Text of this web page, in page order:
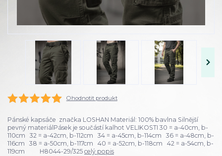
Ohodnotit produkt
Pánské kapsáče značka LOSHAN Materiál: 100% bavlna Silnější
pevný materiálPásek je součástí kalhot VELIKOSTI 30 = a-40cm, b-
110cm 32 = a-42cm, b-112cm 34 = a-45cm, b-114cm 36 = a-48cm, b-
116cm 38 = a-50cm, b-117cm 40 = a-52cm, b-118cm 42 = a-54cm, b-
119cm H8044-29/325 celý popis